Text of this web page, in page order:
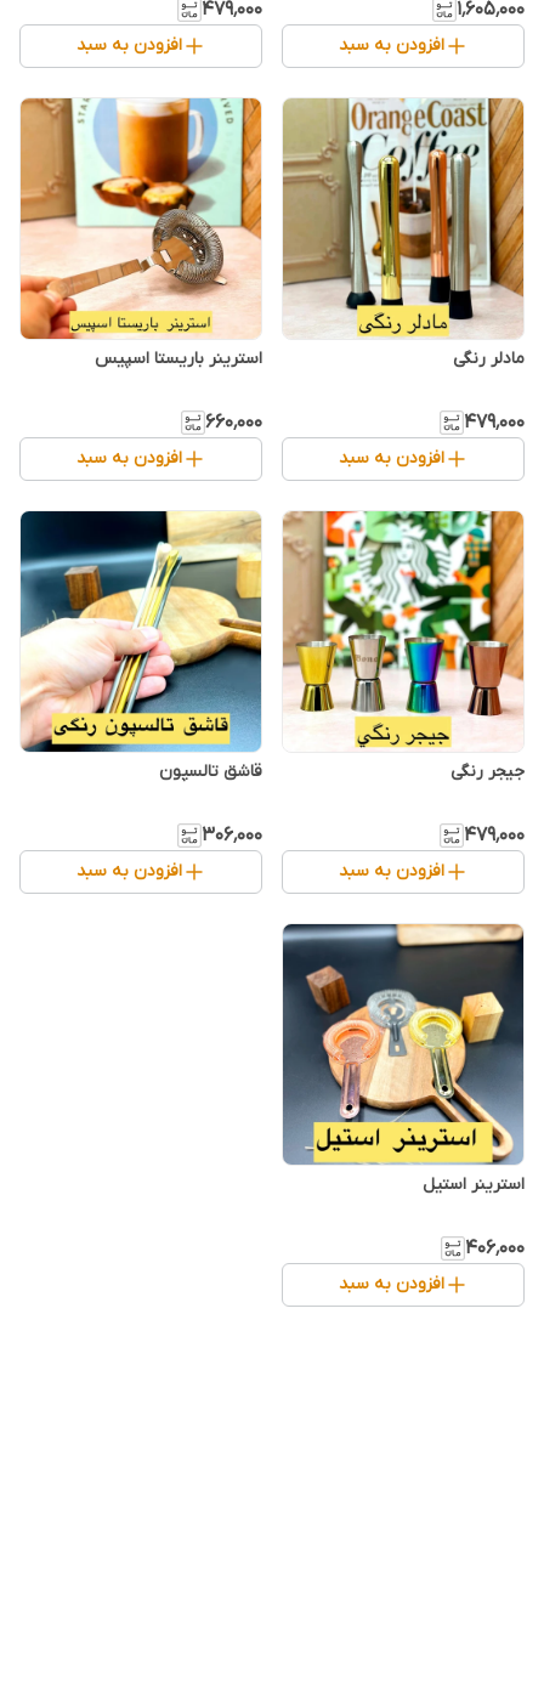
۱٬۶۰۵٬۰۰۰
افزودن به سبد
۴۷۹٬۰۰۰
افزودن به سبد
مادلر رنگی
۴۷۹٬۰۰۰
افزودن به سبد
استرینر باریستا اسپیس
۶۶۰٬۰۰۰
افزودن به سبد
جیجر رنگی
۴۷۹٬۰۰۰
افزودن به سبد
قاشق تالسپون
۳۰۶٬۰۰۰
افزودن به سبد
استرینر استیل
۴۰۶٬۰۰۰
افزودن به سبد